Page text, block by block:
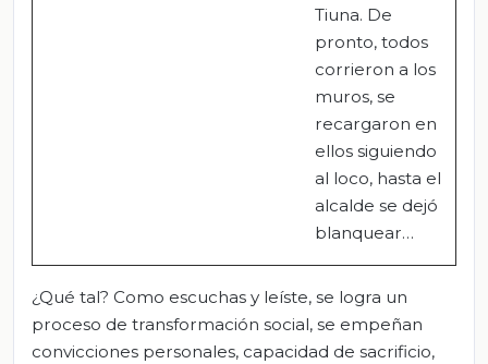
Tiuna. De
pronto, todos
corrieron a los
muros, se
recargaron en
ellos siguiendo
al loco, hasta el
alcalde se dejó
blanquear…
¿Qué tal? Como escuchas y leíste, se logra un
proceso de transformación social, se empeñan
convicciones personales, capacidad de sacrificio,